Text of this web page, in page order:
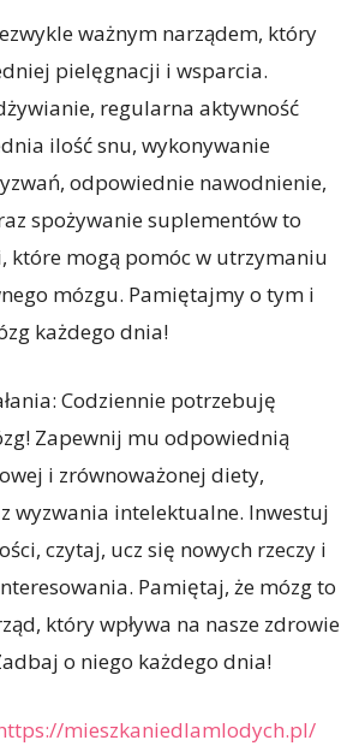
ważnym narządem, który
pielęgnacji i wsparcia.
regularna aktywność
ilość snu, wykonywanie
odpowiednie nawodnienie,
spożywanie suplementów to
które mogą pomóc w utrzymaniu
mózgu. Pamiętajmy o tym i
każdego dnia!
Codziennie potrzebuję
Zapewnij mu odpowiednią
i zrównoważonej diety,
wyzwania intelektualne. Inwestuj
czytaj, ucz się nowych rzeczy i
Pamiętaj, że mózg to
który wpływa na nasze zdrowie
o niego każdego dnia!
mieszkaniedlamlodych.pl/